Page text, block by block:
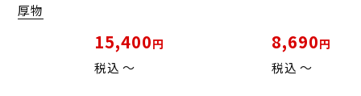
厚物
15,400
税込 〜
8,690
税込 〜